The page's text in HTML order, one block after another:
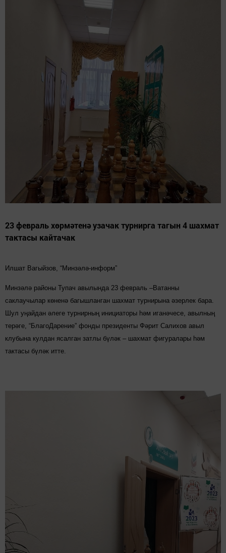
23 февраль хөрмәтенә узачак турнирга тагын 4 шахмат
тактасы кайтачак
Илшат Вагыйзов, “Минзәлә-информ”
Минзәлә районы Тупач авылында 23 февраль –Ватанны
саклаучылар көненә багышланган шахмат турнирына әзерлек бара.
Шул уңайдан әлеге турнирның инициаторы һәм иганәчесе, авылның
терәге, “БлагоДарение” фонды президенты Фәрит Салихов авыл
клубына кулдан ясалган затлы бүләк – шахмат фигуралары һәм
тактасы бүләк итте.